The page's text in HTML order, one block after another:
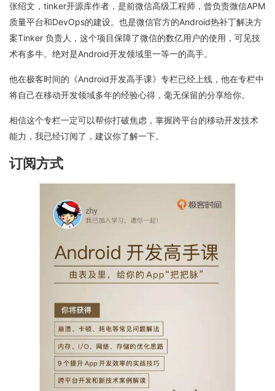
张绍文，tinker开源库作者，是前微信高级工程师，曾负责微信APM
质量平台和DevOps的建设。也是微信官方的Android热补丁解决方
案Tinker 负责人，这个项目保障了微信的数亿用户的使用，可见技
术有多牛。绝对是Android开发领域里一等一的高手。
他在极客时间的《Android开发高手课》专栏已经上线，他在专栏中
将自己在移动开发领域多年的经验心得，毫无保留的分享给你。
相信这个专栏一定可以帮你打破焦虑，掌握跨平台的移动开发技术
能力，我已经订阅了，建议你了解一下。
订阅方式